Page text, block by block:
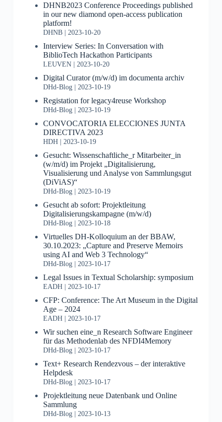
DHNB2023 Conference Proceedings published
in our new diamond open-access publication
platform!
DHNB 2023-10-20
Interview Series: In Conversation with
BiblioTech Hackathon Participants
LEUVEN 2023-10-20
Digital Curator (m/w/d) im documenta archiv
DHd-Blog 2023-10-19
Registation for legacy4reuse Workshop
DHd-Blog 2023-10-19
CONVOCATORIA ELECCIONES JUNTA
DIRECTIVA 2023
HDH 2023-10-19
Gesucht: Wissenschaftliche_r Mitarbeiter_in
(w/m/d) im Projekt „Digitalisierung,
Visualisierung und Analyse von Sammlungsgut
(DiViAS)“
DHd-Blog 2023-10-19
Gesucht ab sofort: Projektleitung
Digitalisierungskampagne (m/w/d)
DHd-Blog 2023-10-18
Virtuelles DH-Kolloquium an der BBAW,
30.10.2023: „Capture and Preserve Memoirs
using AI and Web 3 Technology“
DHd-Blog 2023-10-17
Legal Issues in Textual Scholarship: symposium
EADH 2023-10-17
CFP: Conference: The Art Museum in the Digital
Age – 2024
EADH 2023-10-17
Wir suchen eine_n Research Software Engineer
für das Methodenlab des NFDI4Memory
DHd-Blog 2023-10-17
Text+ Research Rendezvous – der interaktive
Helpdesk
DHd-Blog 2023-10-17
Projektleitung neue Datenbank und Online
Sammlung
DHd-Blog 2023-10-13